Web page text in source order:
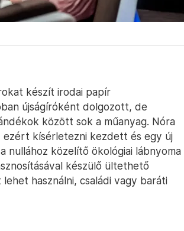
készít irodai papír
újságíróként dolgozott, de
között sok a műanyag. Nóra
kísérletezni kezdett és egy új
nullához közelítő ökológiai lábnyoma
készülő ültethető
használni, családi vagy baráti